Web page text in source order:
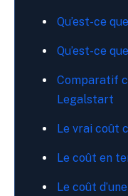
Qu’est-ce
Qu’est-ce
Comparatif
Legalstart
Le vrai coût
Le coût en
Le coût